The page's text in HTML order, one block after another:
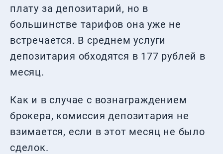
плату за депозитарий, но в
большинстве тарифов она уже не
встречается. В среднем услуги
депозитария обходятся в 177 рублей в
месяц.
Как и в случае с вознаграждением
брокера, комиссия депозитария не
взимается, если в этот месяц не было
сделок.